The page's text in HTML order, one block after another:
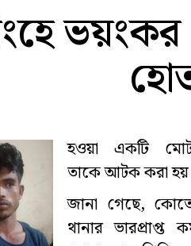
ভয়ংকর
হওয়া একটি
তাকে আটক করা
জানা গেছে,
থানার ভারপ্রাপ্ত